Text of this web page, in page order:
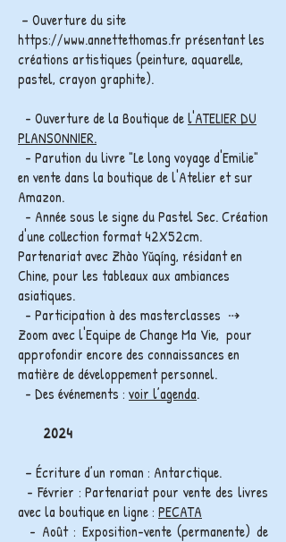
– Ouverture du site
https://www.annettethomas.fr présentant les
créations artistiques (peinture, aquarelle,
pastel, crayon graphite).
- Ouverture de la Boutique del'ATELIER DU
PLANSONNIER.
- Parution du livre "Le long voyage d'Emilie"
en vente dans la boutique de l'Atelier et sur
Amazon.
- Année sous le signe du Pastel Sec. Création
d'une collection format 42X52cm.
Partenariat avec Zhào Yǔqíng, résidant en
Chine, pour les tableaux aux ambiances
asiatiques.
- Participation à des masterclasses ⇢
Zoom avec l'Equipe de Change Ma Vie, pour
approfondir encore des connaissances en
matière de développement personnel.
- Des événements : voir l’agenda.
2024
– Écriture d’un roman : Antarctique.
- Février : Partenariat pour vente des livres
avec la boutique en ligne : PECATA
- Août : Exposition-vente (permanente) de